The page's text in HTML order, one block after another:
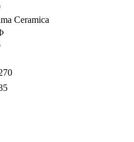
Ceramica